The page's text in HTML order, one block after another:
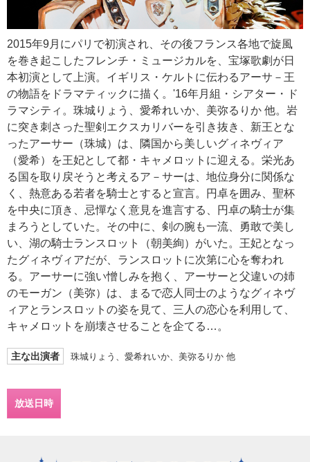
2015年9月にパリで初演され、その後フランス各地で旋風
を巻き起こしたフレンチ・ミュージカルを、宝塚歌劇が日
本初演として上演。イギリス・ケルトに伝わるアーサ－王
の物語をドラマティックに描く。'16年月組・シアター・ド
ラマシティ。珠城りょう、愛希れいか、美弥るりか 他。岩
に突き刺さった聖剣エクスカリバーを引き抜き、新王とな
ったアーサー（珠城）は、隣国から美しいグィネヴィア
（愛希）を王妃として都・キャメロットに迎える。栄光あ
る国を取り戻そうと考えるア－サーは、地位身分に関係な
く、熱意ある若者を騎士とすると宣言。円卓を囲み、聖杯
を中央に頂き、忌憚なく意見を進言する、円卓の騎士が集
まろうとしていた。その中に、剣の腕も一流、勇敢で美し
い、湖の騎士ランスロット（朝美絢）がいた。王妃となっ
たグィネヴィアだが、ランスロットに次第に心を奪われ
る。アーサーに強い憎しみを抱く、アーサーと父違いの姉
のモーガン（美弥）は、まるで恋人同士のようなグィネヴ
ィアとランスロットの姿を見て、三人の恋心を利用して、
キャメロットを崩壊させることを企てる…。
主な出演者 珠城りょう、愛希れいか、美弥るりか 他
放送日時